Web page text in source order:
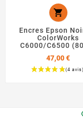

Encres Epson
ColorWorks
C6000/C6500
47,00 €
Prix